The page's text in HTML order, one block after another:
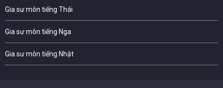
Gia sư môn tiếng Thái
Gia sư môn tiếng Nga
Gia sư môn tiếng Nhật